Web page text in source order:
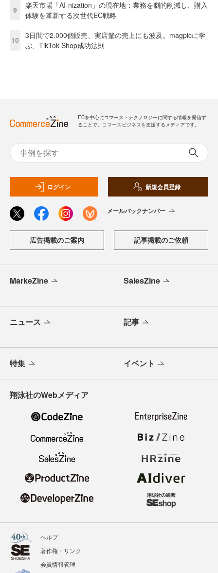
9
楽天市場「AI-nization」の現在地：業務を劇的削減し、購入
体験を革新する次世代EC戦略
10
3日間で2.000個販売、実店舗の売上にも波及。magpicに学
ぶ、TikTok Shop成功法則
ECを中心にコマース・テクノロジーに関する情報を発信す
ることで、コマースビジネスを支援するメディアです。
ログイン 新規会員登録
メールバックナンバー
広告掲載のご案内 記事掲載のご依頼
MarkeZine SalesZine
ニュース 記事
特集 イベント
翔泳社のWebメディア
ヘルプ
著作権・リンク
会員情報管理